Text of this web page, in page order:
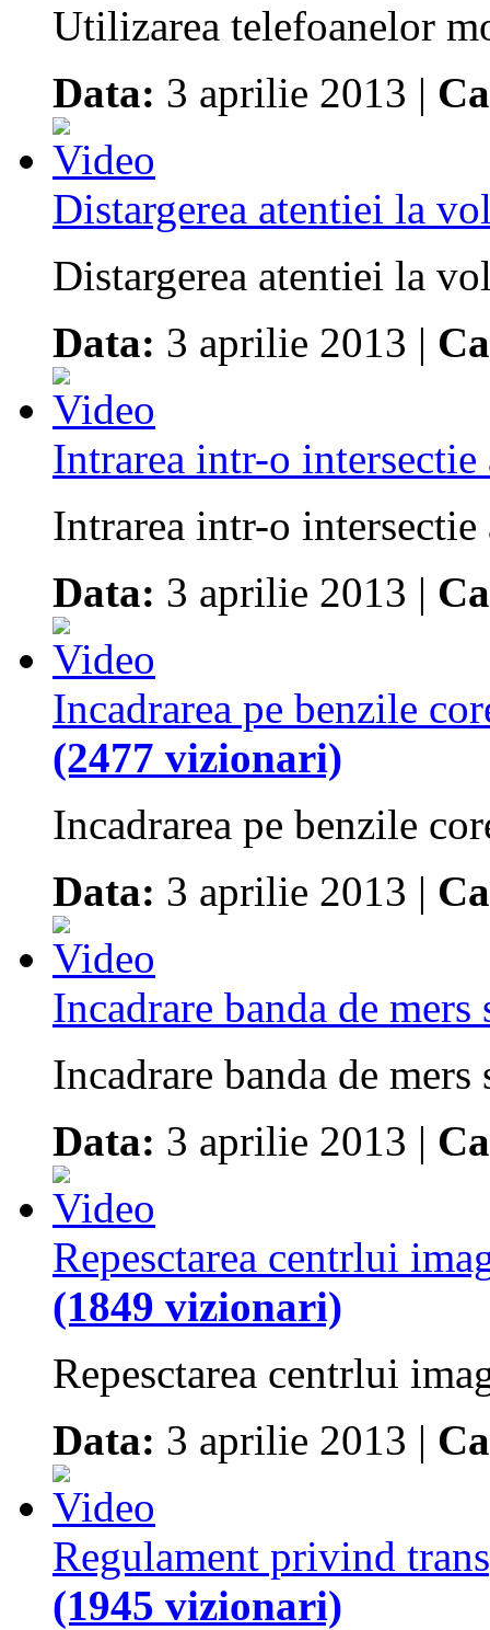
Utilizarea telefoanelor
Data: 3 aprilie 2013 |
Distargerea atentiei la
Distargerea atentiei la
Data: 3 aprilie 2013 |
Intrarea intr-o
Intrarea intr-o intersectie
Data: 3 aprilie 2013 |
Incadrarea pe benzile
(2477 vizionari)
Incadrarea pe benzile
Data: 3 aprilie 2013 |
Incadrare banda de mers
Incadrare banda de mers
Data: 3 aprilie 2013 |
Repesctarea centrlui
(1849 vizionari)
Repesctarea centrlui
Data: 3 aprilie 2013 |
Regulament privind
(1945 vizionari)